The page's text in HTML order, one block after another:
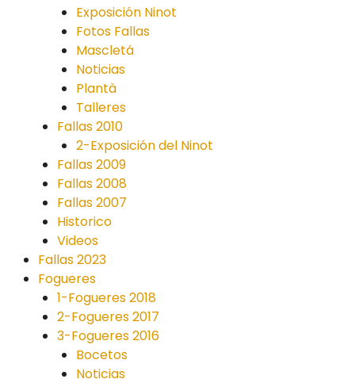
Exposición Ninot
Fotos Fallas
Mascletá
Noticias
Plantà
Talleres
Fallas 2010
2-Exposición del Ninot
Fallas 2009
Fallas 2008
Fallas 2007
Historico
Videos
Fallas 2023
Fogueres
1-Fogueres 2018
2-Fogueres 2017
3-Fogueres 2016
Bocetos
Noticias